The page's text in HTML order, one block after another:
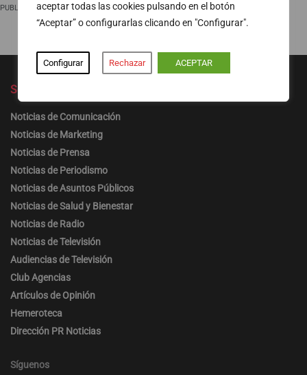
aceptar todas las cookies pulsando en el botón
“Aceptar” o configurarlas clicando en "Configurar".
Configurar Rechazar ACEPTAR
PUBLICIDAD
Secciones
Noticias de Comunicación
Noticias de Marketing
Noticias de Prensa
Noticias de Periodismo
Noticias de Asuntos Públicos
Noticias de Salud y Bienestar
Noticias de Radio
Noticias de Televisión
Audiencias de Televisión
Club Agencias
Artículos de Opinión
Hemeroteca
Dirección PR Noticias
Síguenos